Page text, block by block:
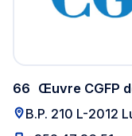
Œuvre CGFP
66
B.P. 210 L-2012